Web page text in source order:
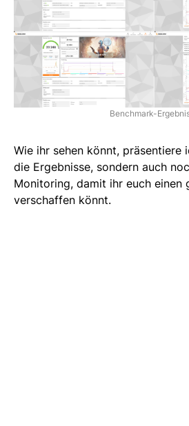
Benchmark-
Wie ihr sehen könnt, präsentiere
die Ergebnisse, sondern auch
Monitoring, damit ihr euch einen
verschaffen könnt.